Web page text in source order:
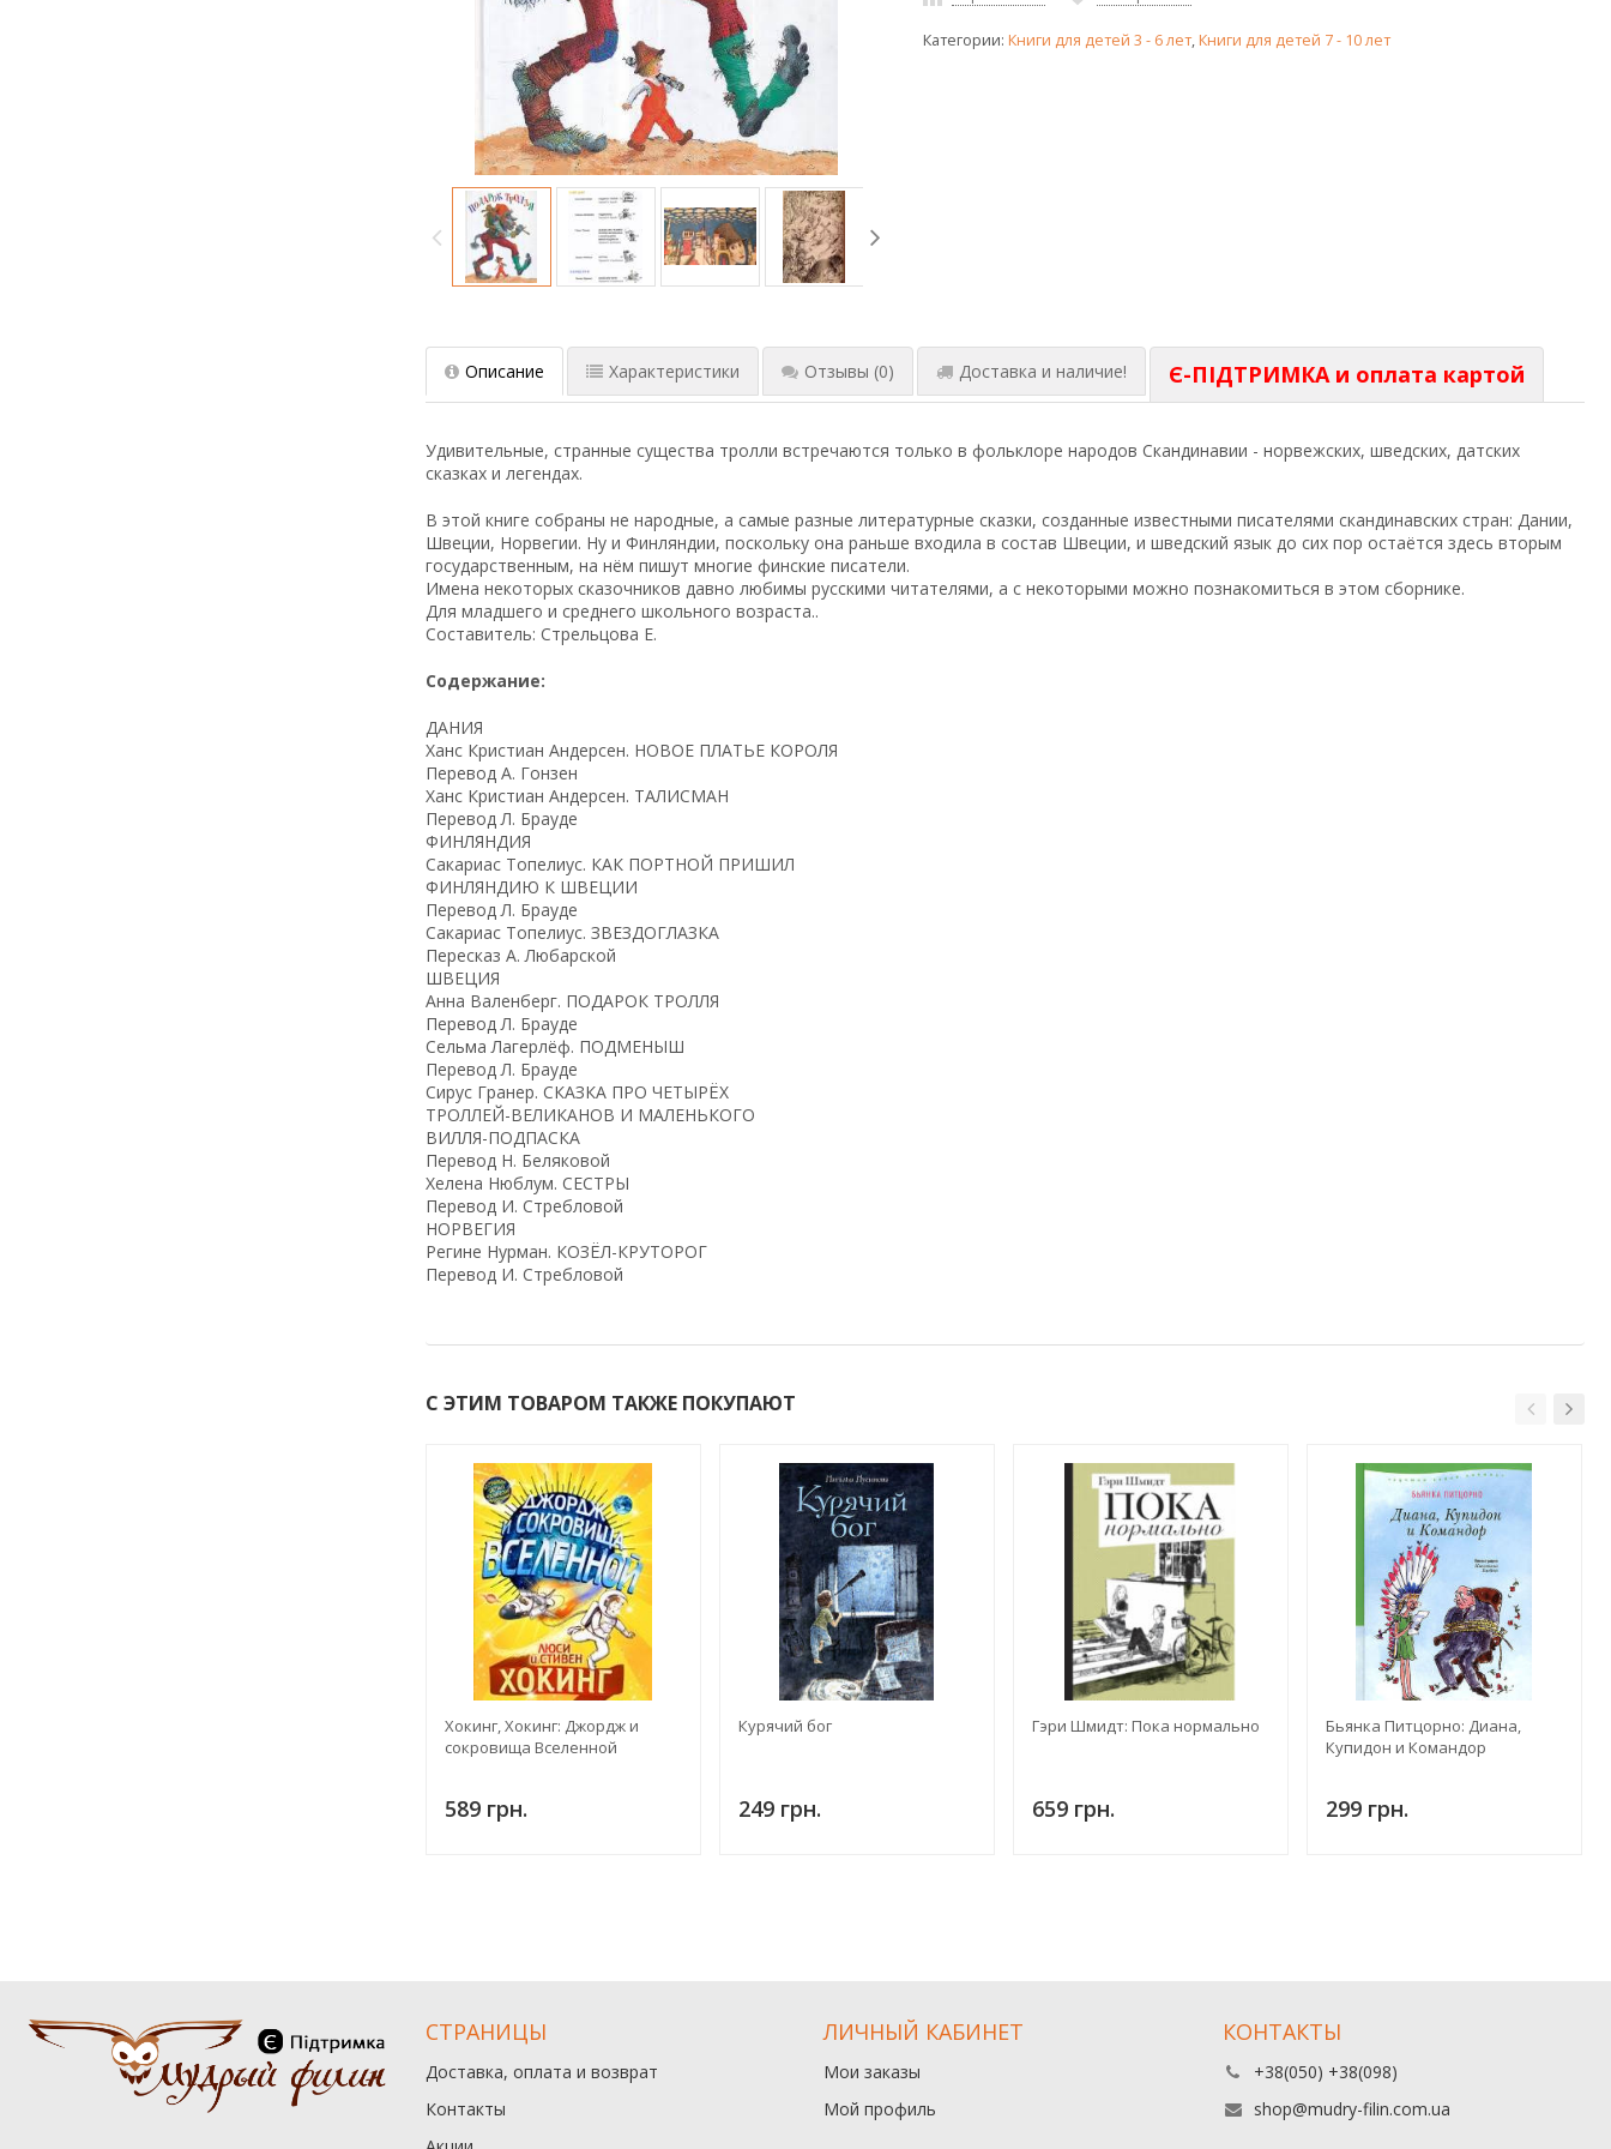
Категории:Книги для детей 3 - 6 лет,Книги для детей 7 - 10 лет
Описание Характеристики Отзывы (0) Доставка и наличие! Є-ПІДТРИМКА и оплата картой
Удивительные, странные существа тролли встречаются только в фольклоре народов Скандинавии - норвежских, шведских, датских
сказках и легендах.
В этой книге собраны не народные, а самые разные литературные сказки, созданные известными писателями скандинавских стран: Дании,
Швеции, Норвегии. Ну и Финляндии, поскольку она раньше входила в состав Швеции, и шведский язык до сих пор остаётся здесь вторым
государственным, на нём пишут многие финские писатели.
Имена некоторых сказочников давно любимы русскими читателями, а с некоторыми можно познакомиться в этом сборнике.
Для младшего и среднего школьного возраста..
Составитель: Стрельцова Е.
Содержание:
ДАНИЯ
Ханс Кристиан Андерсен. НОВОЕ ПЛАТЬЕ КОРОЛЯ
Перевод А. Гонзен
Ханс Кристиан Андерсен. ТАЛИСМАН
Перевод Л. Брауде
ФИНЛЯНДИЯ
Сакариас Топелиус. КАК ПОРТНОЙ ПРИШИЛ
ФИНЛЯНДИЮ К ШВЕЦИИ
Перевод Л. Брауде
Сакариас Топелиус. ЗВЕЗДОГЛАЗКА
Пересказ А. Любарской
ШВЕЦИЯ
Анна Валенберг. ПОДАРОК ТРОЛЛЯ
Перевод Л. Брауде
Сельма Лагерлёф. ПОДМЕНЫШ
Перевод Л. Брауде
Сирус Гранер. СКАЗКА ПРО ЧЕТЫРЁХ
ТРОЛЛЕЙ-ВЕЛИКАНОВ И МАЛЕНЬКОГО
ВИЛЛЯ-ПОДПАСКА
Перевод Н. Беляковой
Хелена Нюблум. СЕСТРЫ
Перевод И. Стребловой
НОРВЕГИЯ
Регине Нурман. КОЗЁЛ-КРУТОРОГ
Перевод И. Стребловой
С ЭТИМ ТОВАРОМ ТАКЖЕ ПОКУПАЮТ
Хокинг, Хокинг: Джордж и
сокровища Вселенной
589 грн.
Курячий бог
249 грн.
Гэри Шмидт: Пока нормально
659 грн.
Бьянка Питцорно: Диана,
Купидон и Командор
299 грн.
СТРАНИЦЫ
Доставка, оплата и возврат
Контакты
ЛИЧНЫЙ КАБИНЕТ
Мои заказы
Мой профиль
КОНТАКТЫ
+38(050) +38(098)
shop@mudry-filin.com.ua